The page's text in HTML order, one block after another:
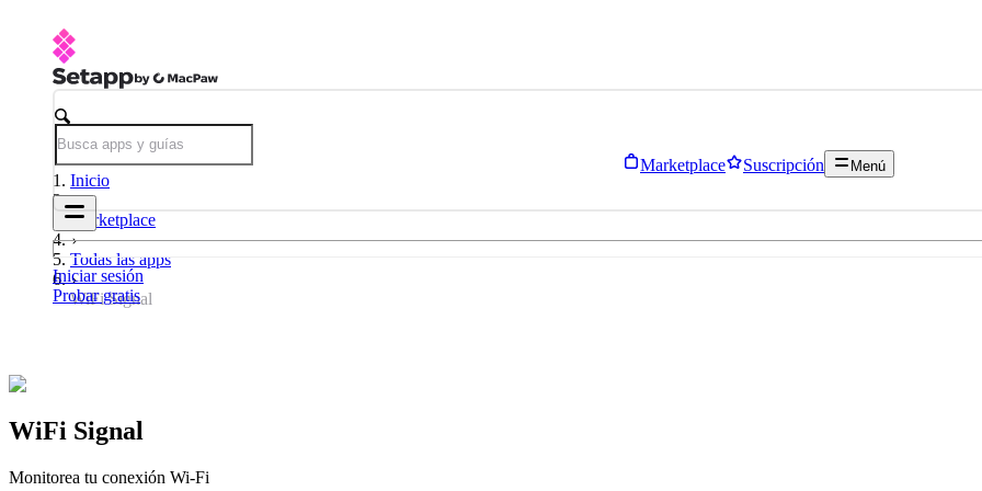
Marketplace Suscripción Menú
Iniciar sesión
Probar gratis
Inicio
Marketplace
Todas las apps
WiFi Signal
WiFi Signal
Monitorea tu conexión Wi-Fi